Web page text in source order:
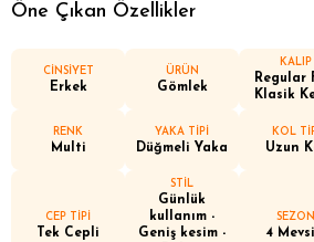
Öne Çıkan Özellikler
CİNSİYET
Erkek
ÜRÜN
Gömlek
KALIP
Regular
Klasik
RENK
Multi
YAKA TİPİ
Düğmeli Yaka
KOL
Uzun
CEP TİPİ
Tek Cepli
STİL
Günlük
kullanım -
Geniş kesim -
SEZON
4